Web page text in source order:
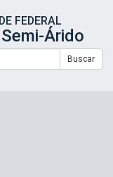
FEDERAL
Árido
Buscar